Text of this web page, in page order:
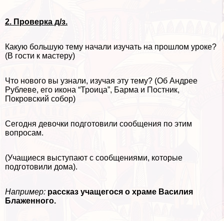
2. Проверка д/з.
Какую большую тему начали изучать на прошлом уроке?
(В гости к мастеру)
Что нового вы узнали, изучая эту тему? (Об Андрее
Рублеве, его икона “Троица”, Барма и Постник,
Покровский собор)
Сегодня дeвoчки подготовили сообщения по этим
вопросам.
(Учащиеся выступают с сообщениями, которые
подготовили дома).
Например: рассказ учащегося о храме Василия
Блаженного.